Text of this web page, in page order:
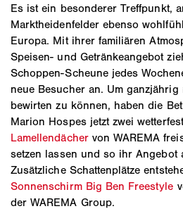
Es ist ein besonderer Treffpunkt,
Marktheidenfelder ebenso
Europa. Mit ihrer familiären
Speisen- und Getränkeangebot
Schoppen-Scheune jedes
neue Besucher an. Um ganzjährig
bewirten zu können, haben die
Marion Hospes jetzt zwei
Lamellendächervon WAREMA
setzen lassen und so ihr Angebot
Zusätzliche Schattenplätze
Sonnenschirm Big Ben Freestyle
der WAREMA Group.